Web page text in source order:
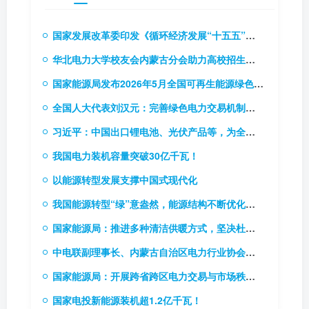
国家发展改革委印发《循环经济发展“十五五”规划》（附解读）
华北电力大学校友会内蒙古分会助力高校招生推介会
国家能源局发布2026年5月全国可再生能源绿色电力证书核发及交易数据
全国人大代表刘汉元：完善绿色电力交易机制，扩大绿电交易试点
习近平：中国出口锂电池、光伏产品等，为全球应对气候变化和绿色低碳转型作出巨大贡献
我国电力装机容量突破30亿千瓦！
以能源转型发展支撑中国式现代化
我国能源转型“绿”意盎然，能源结构不断优化升级
国家能源局：推进多种清洁供暖方式，坚决杜绝“一刀切”
中电联副理事长、内蒙古自治区电力行业协会理事长贾振国率队到访协会
国家能源局：开展跨省跨区电力交易与市场秩序专项监管工作
国家电投新能源装机超1.2亿千瓦！